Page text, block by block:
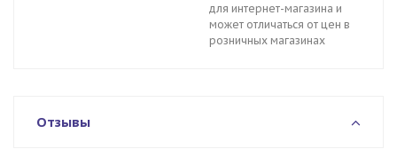
для интернет-магазина и
может отличаться от цен в
розничных магазинах
Отзывы